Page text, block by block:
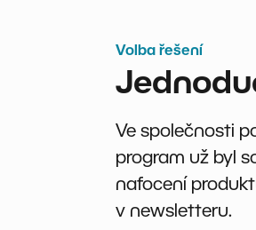
Volba řešení
Ve společnosti
program už byl
nafocení
v newsletteru.